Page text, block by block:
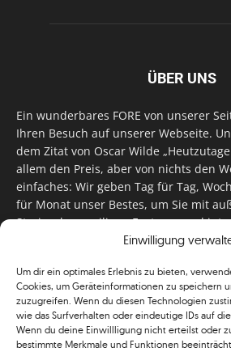
Einwilligung
Um dir ein optimales Erlebnis zu bieten,
Cookies, um Geräteinformationen zu speichern
zuzugreifen. Wenn du diesen Technologien
wie das Surfverhalten oder eindeutige IDs auf
Wenn du deine Einwillligung nicht erteilst oder
bestimmte Merkmale und Funktionen
ÜBER UNS
Ein wunderbares FORE von unserer
Ihren Besuch auf unserer Webseite.
dem Zitat von Oscar Wilde
allem den Preis, aber von nichts den
einfaches: Wir geben Tag für Tag,
für Monat unser Bestes, um Sie mit
Stories, kurzweiligen Features und
zu versorgen. Im Magazin, auf unserer
klassischen Wortsinn nicht nur